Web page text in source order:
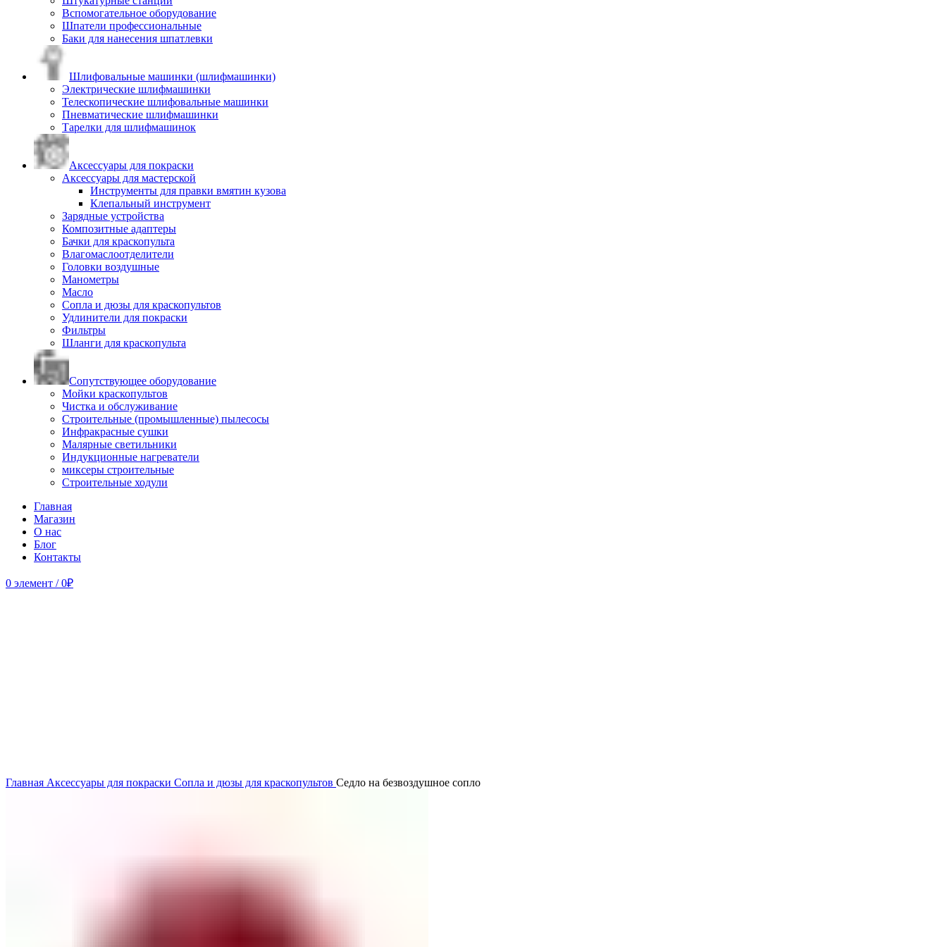
Вспомогательное оборудование
Шпатели профессиональные
Баки для нанесения шпатлевки
Шлифовальные машинки (шлифмашинки)
Электрические шлифмашинки
Телескопические шлифовальные машинки
Пневматические шлифмашинки
Тарелки для шлифмашинок
Аксессуары для покраски
Аксессуары для мастерской
Инструменты для правки вмятин кузова
Клепальный инструмент
Зарядные устройства
Композитные адаптеры
Бачки для краскопульта
Влагомаслоотделители
Головки воздушные
Манометры
Масло
Сопла и дюзы для краскопультов
Удлинители для покраски
Фильтры
Шланги для краскопульта
Сопутствующее оборудование
Мойки краскопультов
Чистка и обслуживание
Строительные (промышленные) пылесосы
Инфракрасные сушки
Малярные светильники
Индукционные нагреватели
миксеры строительные
Строительные ходули
Главная
Магазин
О нас
Блог
Контакты
0 элемент / 0₽
Главная Аксессуары для покраски Сопла и дюзы для краскопультов Седло на безвоздушное сопло